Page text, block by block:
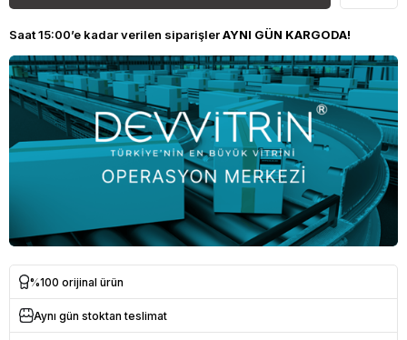
Saat 15:00’e kadar verilen siparişlerAYNI GÜN KARGODA!
%100 orijinal ürün
Aynı gün stoktan teslimat